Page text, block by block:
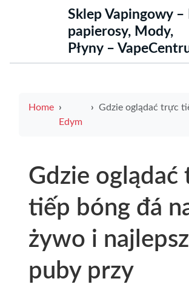
Sklep Vapingowy –
papierosy, Mody,
Płyny –
Home
Edym
Gdzie oglądać trực tiếp bóng đá na żywo i
Gdzie oglądać
tiếp bóng đá
żywo i
puby przy